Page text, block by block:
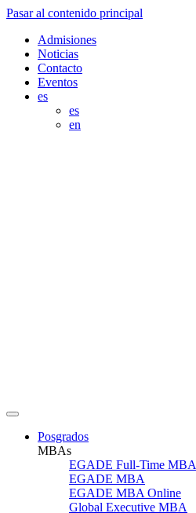
Pasar al contenido principal
Admisiones
Noticias
Contacto
Eventos
es
es
en
Posgrados
MBAs
EGADE Full-Time MBA
EGADE MBA
EGADE MBA Online
Global Executive MBA